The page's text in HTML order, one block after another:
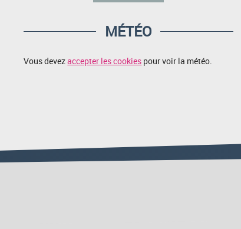
MÉTÉO
Vous devezaccepter les cookies pour voir la météo.